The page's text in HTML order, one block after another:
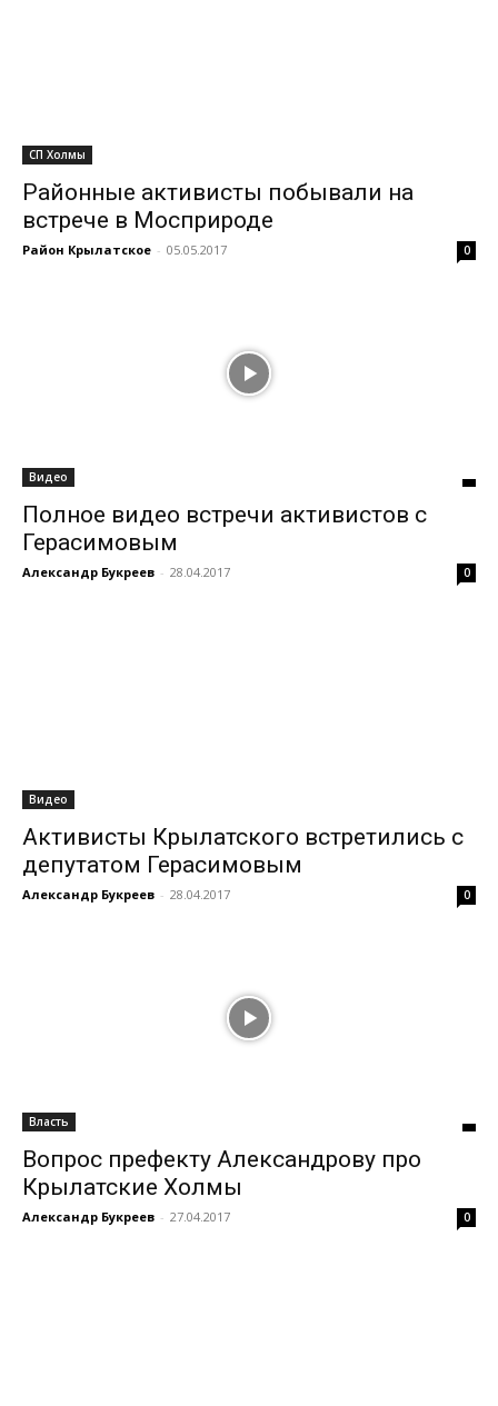
СП Холмы
Районные активисты побывали на
встрече в Мосприроде
Район Крылатское - 05.05.2017 0
Видео
Полное видео встречи активистов с
Герасимовым
Александр Букреев - 28.04.2017 0
Видео
Активисты Крылатского встретились с
депутатом Герасимовым
Александр Букреев - 28.04.2017 0
Власть
Вопрос префекту Александрову про
Крылатские Холмы
Александр Букреев - 27.04.2017 0